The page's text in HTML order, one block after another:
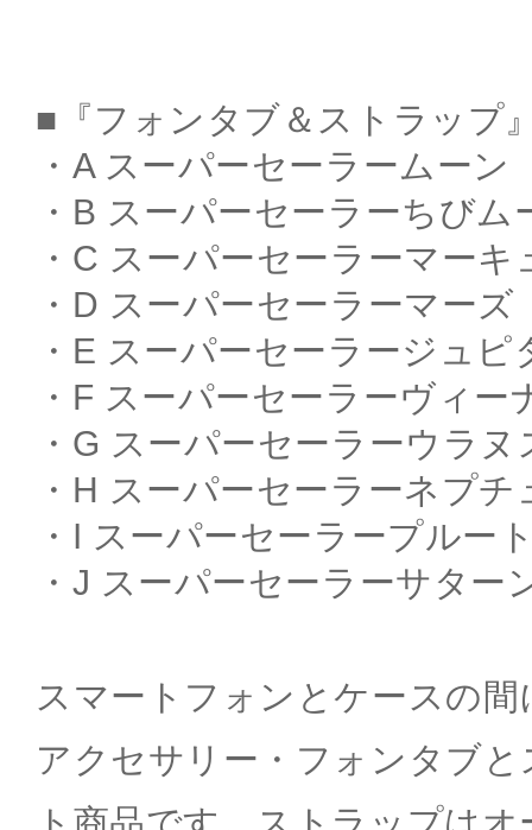
■『フォンタブ＆ストラップ
・A スーパーセーラームーン
・B スーパーセーラーちびム
・C スーパーセーラーマーキ
・D スーパーセーラーマーズ
・E スーパーセーラージュピ
・F スーパーセーラーヴィー
・G スーパーセーラーウラヌ
・H スーパーセーラーネプチ
・I スーパーセーラープルー
・J スーパーセーラーサター
スマートフォンとケースの
アクセサリー・フォンタブ